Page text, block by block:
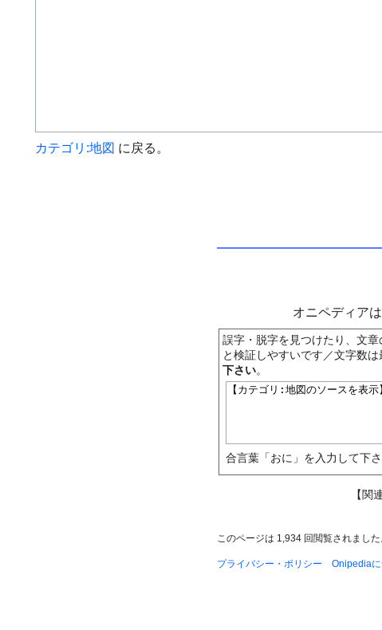
カテゴリ:地図 に戻る。
オニペディアは
誤字・脱字を見つけたり、文
と検証しやすいです／文字数
下さい。
合言葉「おに」を入力して下
【関
このページは 1,934 回閲覧されました
プライバシー・ポリシー Onipedia